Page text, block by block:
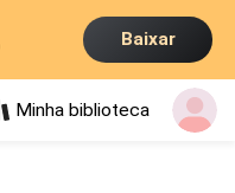
Baixar
Minha biblioteca